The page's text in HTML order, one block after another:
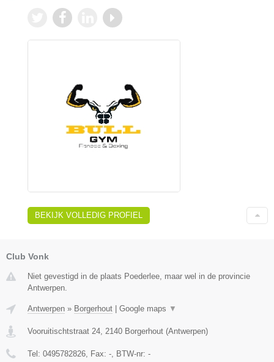
BEKIJK VOLLEDIG PROFIEL
Club Vonk
Niet gevestigd in de plaats Poederlee, maar wel in de provincie
Antwerpen.
Antwerpen » Borgerhout Google maps ▼
Vooruitischtstraat 24, 2140 Borgerhout (Antwerpen)
Tel: 0495782826, Fax: -, BTW-nr: -